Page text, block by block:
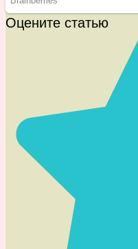
Оцените статью